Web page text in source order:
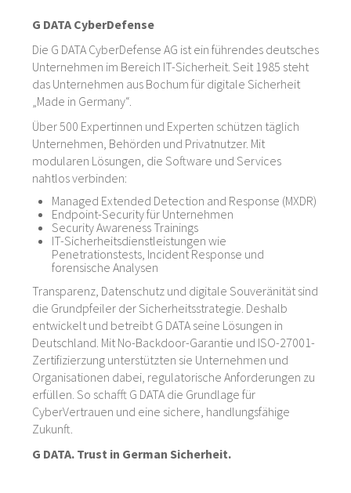
G DATA CyberDefense
Die G DATA CyberDefense AG ist ein führendes deutsches
Unternehmen im Bereich IT-Sicherheit. Seit 1985 steht
das Unternehmen aus Bochum für digitale Sicherheit
„Made in Germany“.
Über 500 Expertinnen und Experten schützen täglich
Unternehmen, Behörden und Privatnutzer. Mit
modularen Lösungen, die Software und Services
nahtlos verbinden:
Managed Extended Detection and Response (MXDR)
Endpoint-Security für Unternehmen
Security Awareness Trainings
IT-Sicherheitsdienstleistungen wie
Penetrationstests, Incident Response und
forensische Analysen
Transparenz, Datenschutz und digitale Souveränität sind
die Grundpfeiler der Sicherheitsstrategie. Deshalb
entwickelt und betreibt G DATA seine Lösungen in
Deutschland. Mit No-Backdoor-Garantie und ISO-27001-
Zertifizierzung unterstützten sie Unternehmen und
Organisationen dabei, regulatorische Anforderungen zu
erfüllen. So schafft G DATA die Grundlage für
CyberVertrauen und eine sichere, handlungsfähige
Zukunft.
G DATA. Trust in German Sicherheit.